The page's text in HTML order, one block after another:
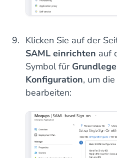
Klicken Sie auf der
SAML einrichten auf
Symbol für
Konfiguration, um
bearbeiten: